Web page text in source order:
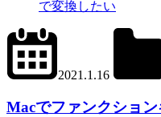
2021.1.16
Macでファンクショ